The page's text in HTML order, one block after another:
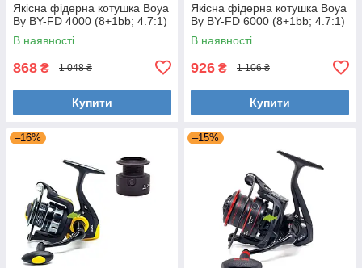
Якісна фідерна котушка Boya
By BY-FD 4000 (8+1bb; 4.7:1)
В наявності
868 ₴ 1 048 ₴
Купити
Якісна фідерна котушка Boya
By BY-FD 6000 (8+1bb; 4.7:1)
В наявності
926 ₴ 1 106 ₴
Купити
–16% –15%